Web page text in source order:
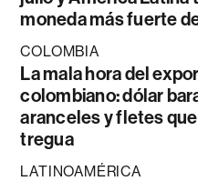
moneda más fuerte
COLOMBIA
La mala hora del
colombiano: dólar
aranceles y fletes
tregua
LATINOAMÉRICA